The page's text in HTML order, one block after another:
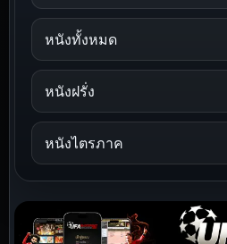
หนังทั้งหมด
หนังฝรั่ง
หนังไตรภาค